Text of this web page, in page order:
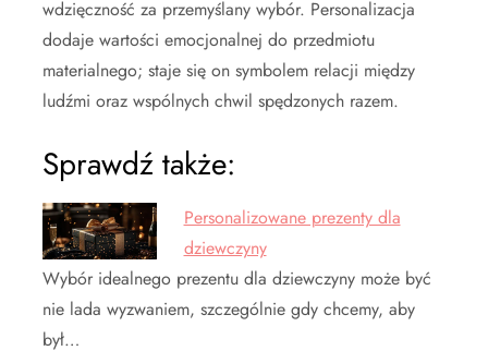
wdzięczność za przemyślany wybór. Personalizacja
dodaje wartości emocjonalnej do przedmiotu
materialnego; staje się on symbolem relacji między
ludźmi oraz wspólnych chwil spędzonych razem.
Sprawdź także:
Personalizowane prezenty dla
dziewczyny
Wybór idealnego prezentu dla dziewczyny może być
nie lada wyzwaniem, szczególnie gdy chcemy, aby
był…